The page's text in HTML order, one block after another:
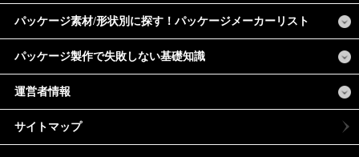
パッケージ素材/形状別に探す！パッケージメーカーリスト
パッケージ製作で失敗しない基礎知識
運営者情報
サイトマップ